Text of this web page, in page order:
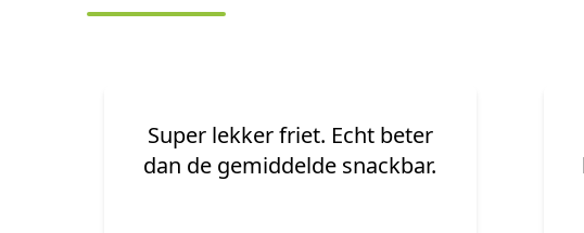
Het menu lekkerbek was
heerlijk. Royale portie lekkere